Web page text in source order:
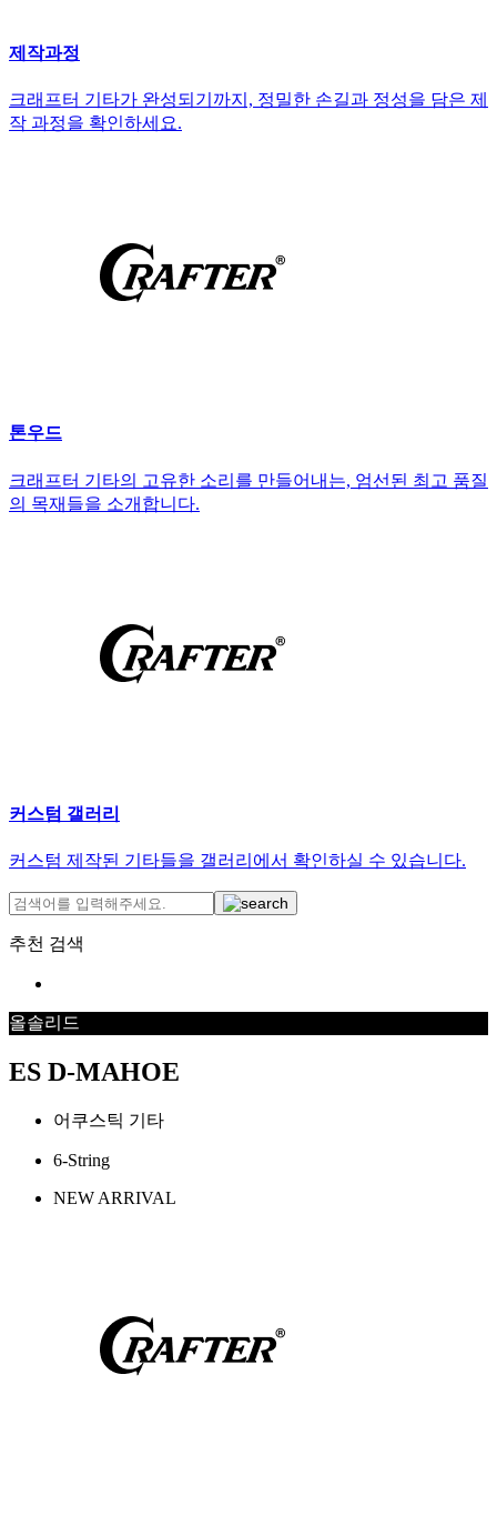
제작과정
크래프터 기타가 완성되기까지, 정밀한 손길과 정성을 담은 제
작 과정을 확인하세요.
톤우드
크래프터 기타의 고유한 소리를 만들어내는, 엄선된 최고 품질
의 목재들을 소개합니다.
커스텀 갤러리
커스텀 제작된 기타들을 갤러리에서 확인하실 수 있습니다.
추천 검색
올솔리드
ES D-MAHOE
어쿠스틱 기타
6-String
NEW ARRIVAL